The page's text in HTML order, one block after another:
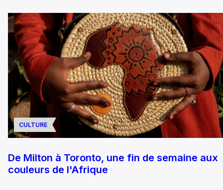
CULTURE
De Milton à Toronto, une fin de semaine aux
couleurs de l'Afrique